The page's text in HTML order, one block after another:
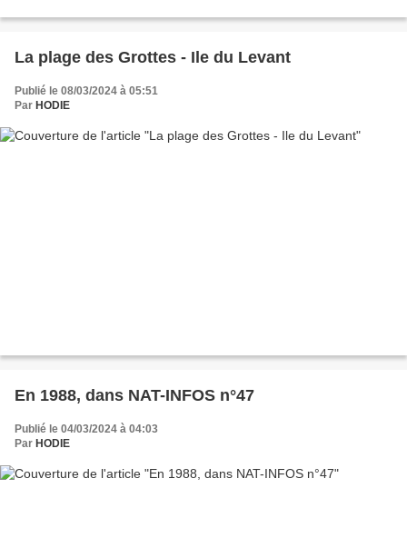
La plage des Grottes - Ile du Levant
Publié le 08/03/2024 à 05:51
Par HODIE
En 1988, dans NAT-INFOS n°47
Publié le 04/03/2024 à 04:03
Par HODIE